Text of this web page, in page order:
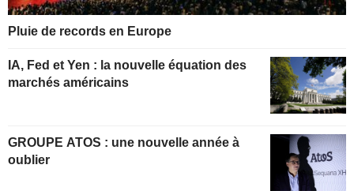
Pluie de records en Europe
IA, Fed et Yen : la nouvelle équation des
marchés américains
GROUPE ATOS : une nouvelle année à
oublier